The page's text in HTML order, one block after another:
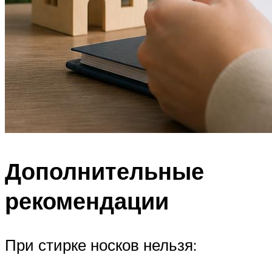
Дополнительные
рекомендации
При стирке носков нельзя: